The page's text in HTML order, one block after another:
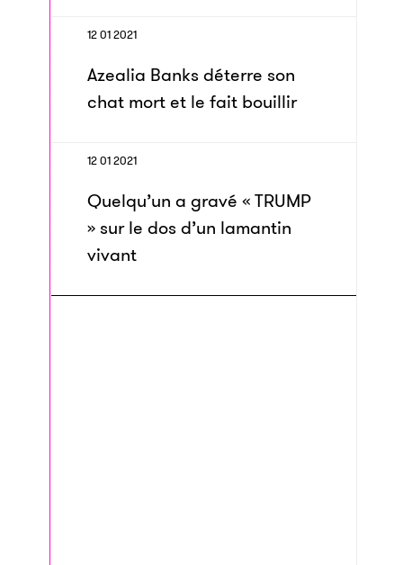
12 01 2021
Azealia Banks déterre son
chat mort et le fait bouillir
12 01 2021
Quelqu’un a gravé « TRUMP
» sur le dos d’un lamantin
vivant